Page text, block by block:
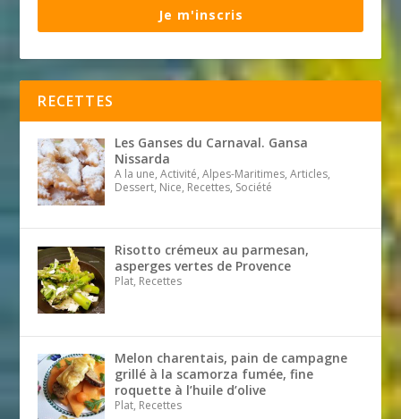
Je m'inscris
RECETTES
Les Ganses du Carnaval. Gansa
Nissarda
A la une, Activité, Alpes-Maritimes, Articles,
Dessert, Nice, Recettes, Société
Risotto crémeux au parmesan,
asperges vertes de Provence
Plat, Recettes
Melon charentais, pain de campagne
grillé à la scamorza fumée, fine
roquette à l’huile d’olive
Plat, Recettes